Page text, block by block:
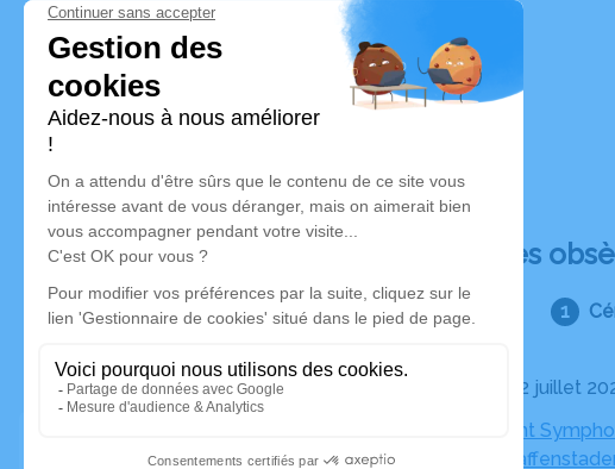
Déroulé des
Le lundi 22 juillet
Église Saint
Illkirch-